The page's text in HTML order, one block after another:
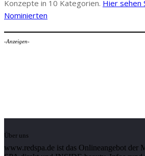
Konzepte in 10 Kategorien. Hier sehen
Nominierten
-Anzeigen-
Über uns
www.redspa.de ist das Onlineangebot der